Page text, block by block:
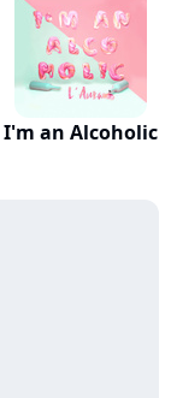
I'm an Alcoholic